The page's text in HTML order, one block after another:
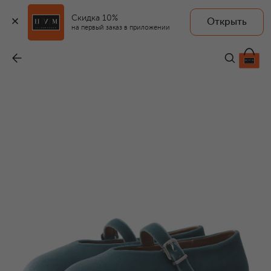
Скидка 10%
на первый заказ в приложении
Открыть
11 150 ₽